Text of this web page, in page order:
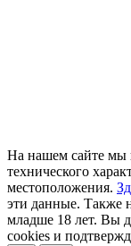
На нашем сайте мы
технического
местоположения.
эти данные. Также
младше 18 лет. Вы
cookies и